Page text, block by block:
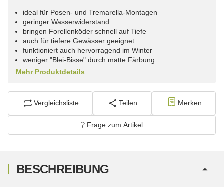
ideal für Posen- und Tremarella-Montagen
geringer Wasserwiderstand
bringen Forellenköder schnell auf Tiefe
auch für tiefere Gewässer geeignet
funktioniert auch hervorragend im Winter
weniger "Blei-Bisse" durch matte Färbung
Mehr Produktdetails
Vergleichsliste Teilen Merken
Frage zum Artikel
BESCHREIBUNG